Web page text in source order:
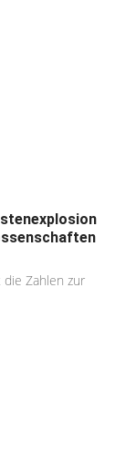
Zahlen zur